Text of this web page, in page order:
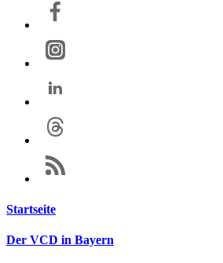
Startseite
Der VCD in Bayern